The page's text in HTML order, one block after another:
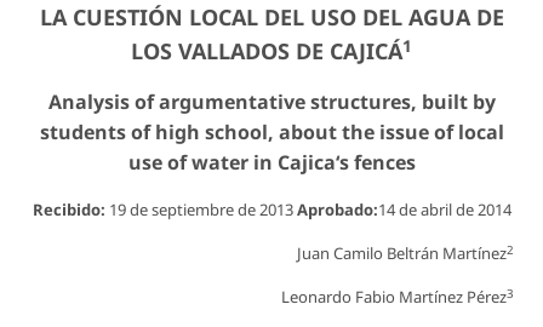
LA CUESTIÓN LOCAL DEL USO DEL AGUA DE
LOS VALLADOS DE CAJICÁ1
Analysis of argumentative structures, built by
students of high school, about the issue of local
use of water in Cajica‘s fences
Recibido: 19 de septiembre de 2013Aprobado:14 de abril de 2014
Juan Camilo Beltrán Martínez2
Leonardo Fabio Martínez Pérez3